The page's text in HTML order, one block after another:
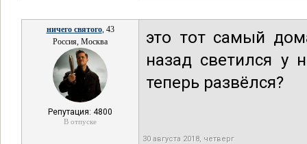
ничего святого, 43
Россия, Москва
Репутация: 4800
В отпуске
это тот самый
назад светился у
теперь развёлся?
30 августа 2018, четверг